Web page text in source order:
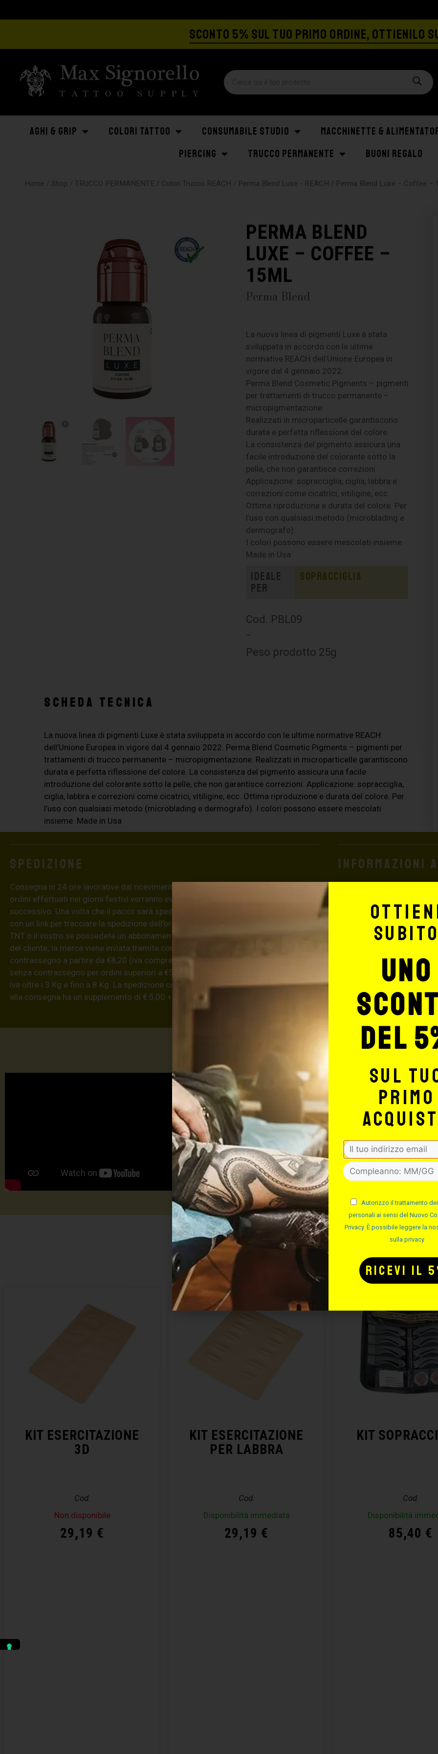
SCONTO 5% SUL TUO PRIMO ORDINE, OTTIENILO
AGHI & GRIP COLORI TATTOO CONSUMABILE STUDIO MACCHINETTE &
PIERCING
TRUCCO PERMANENTE BUONI REGALO
Home / Shop / TRUCCO PERMANENTE / Colori Trucco REACH / Perma Blend Luxe - REACH / Perma Blend Luxe – Coffee –
PERMA BLEND
LUXE – COFFEE –
15ML
Perma Blend
La nuova linea di pigmenti Luxe è stata
sviluppata in accordo con le ultime
normative REACH dell’Unione Europea in
vigore dal 4 gennaio 2022.
Perma Blend Cosmetic Pigments – pigmenti
per trattamenti di trucco permanente –
micropigmentazione.
Realizzati in microparticelle garantiscono
durata e perfetta riflessione del colore.
La consistenza del pigmento assicura una
facile introduzione del colorante sotto la
pelle, che non garantisce correzioni.
Applicazione: sopracciglia, ciglia, labbra e
correzioni come cicatrici, vitiligine, ecc.
Ottima riproduzione e durata del colore. Per
l’uso con qualsiasi metodo (microblading e
dermografo).
I colori possono essere mescolati insieme.
Made in Usa
Ideale
per
Sopracciglia
Cod. PBL09
–
Peso prodotto 25g
SCHEDA TECNICA
La nuova linea di pigmenti Luxe è stata sviluppata in accordo con le ultime normative REACH
dell’Unione Europea in vigore dal 4 gennaio 2022. Perma Blend Cosmetic Pigments – pigmenti per
trattamenti di trucco permanente – micropigmentazione. Realizzati in microparticelle garantiscono
durata e perfetta riflessione del colore. La consistenza del pigmento assicura una facile
introduzione del colorante sotto la pelle, che non garantisce correzioni. Applicazione: sopracciglia,
ciglia, labbra e correzioni come cicatrici, vitiligine, ecc. Ottima riproduzione e durata del colore. Per
l’uso con qualsiasi metodo (microblading e dermografo). I colori possono essere mescolati
insieme. Made in Usa
Spedizione
Consegna in 24 ore lavorative dal ricevimento dell’ordine (48 ore per le isole), gli
ordini effettuati nei giorni festivi verranno evasi il primo giorno lavorativo
successivo. Una volta che il pacco sarà spedito ti manderemo una email ed un sms
con un link per tracciare la spedizione dell’ordine. Corrieri adoperati: Bartolini, GLS,
TNT o il vostro se possedete un abbonamento. Le spese di spedizione sono a carico
del cliente; la merce viene inviata tramite corriere. La spedizione senza
contrassegno a partire da €8,20 (iva compresa) per ordini fino a €55. La spedizione
senza contrassegno per ordini superiori a €55: € 5,90 + iva fino a 3 Kg – € 10,00 +
iva oltre i 3 Kg e fino a 8 Kg. La spedizione con modalità di pagamento in contanti
alla consegna ha un supplemento di € 5,00 + iva.
Informazioni
La merce viaggia a
Si consiglia, per
assicurazione (in questo
dal corriere, quest’ultimo
nessuno rimborserà il
totale del carrello, da
Max Signorello Tattoo Supply
TUTTO PER IL
TATTOO STUDIO
Potrebbe interessarti anche:
KIT ESERCITAZIONE
3D
Cod.
Non disponibile
29,19 €
KIT ESERCITAZIONE
PER LABBRA
Cod.
Disponibilità immediata
29,19 €
KIT
Cod.
Disponibilità
85,40 €
subito
uno
del
sul
primo
Autorizzo il trattamento
personali ai sensi del Nuovo
Privacy. È possibile leggere la
sulla privacy